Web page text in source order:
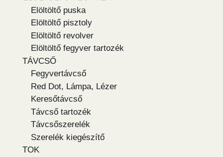
Elöltöltő puska
Elöltöltő pisztoly
Elöltöltő revolver
Elöltöltő fegyver tartozék
TÁVCSŐ
Fegyvertávcső
Red Dot, Lámpa, Lézer
Keresőtávcső
Távcső tartozék
Távcsőszerelék
Szerelék kiegészítő
TOK